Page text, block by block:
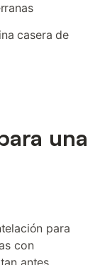
casera de
una
para
con
antes.